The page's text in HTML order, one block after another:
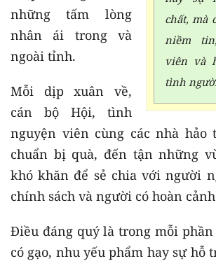
chất, mà
niềm
viên và
tình
những tấm lòng
nhân ái trong và
ngoài tỉnh.
Mỗi dịp xuân về,
cán bộ Hội, tình
nguyện viên cùng các nhà hảo
chuẩn bị quà, đến tận những
khó khăn để sẻ chia với người
chính sách và người có hoàn
Điều đáng quý là trong mỗi
có gạo, nhu yếu phẩm hay sự hỗ